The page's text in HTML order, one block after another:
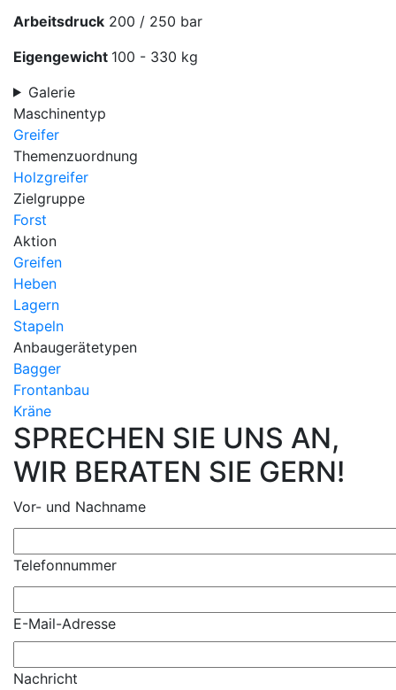
Arbeitsdruck 200 / 250 bar
Eigengewicht 100 - 330 kg
Galerie
Maschinentyp
Greifer
Themenzuordnung
Holzgreifer
Zielgruppe
Forst
Aktion
Greifen
Heben
Lagern
Stapeln
Anbaugerätetypen
Bagger
Frontanbau
Kräne
SPRECHEN SIE UNS AN,
WIR BERATEN SIE GERN!
Vor- und Nachname
Telefonnummer
E-Mail-Adresse
Nachricht